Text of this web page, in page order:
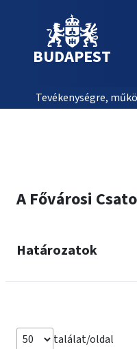
BUDAPEST
Tevékenységre,
A Fővárosi
Határozatok
találat/oldal